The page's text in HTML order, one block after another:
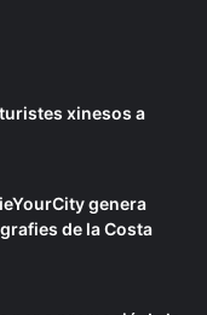
xinesos a
genera
de la Costa